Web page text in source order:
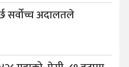
सर्वोच्च अदालतले